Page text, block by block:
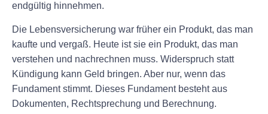
endgültig hinnehmen.
Die Lebensversicherung war früher ein Produkt, das man
kaufte und vergaß. Heute ist sie ein Produkt, das man
verstehen und nachrechnen muss. Widerspruch statt
Kündigung kann Geld bringen. Aber nur, wenn das
Fundament stimmt. Dieses Fundament besteht aus
Dokumenten, Rechtsprechung und Berechnung.